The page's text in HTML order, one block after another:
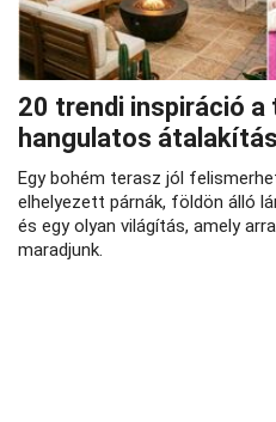
20 trendi inspiráció a
hangulatos
Egy bohém terasz jól
elhelyezett párnák, földön álló
és egy olyan világítás, amely
maradjunk.